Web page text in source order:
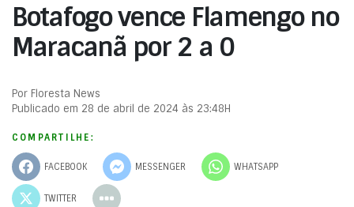
Botafogo vence Flamengo no
Maracanã por 2 a 0
Por Floresta News
Publicado em 28 de abril de 2024 às 23:48H
COMPARTILHE:
FACEBOOK MESSENGER WHATSAPP
TWITTER